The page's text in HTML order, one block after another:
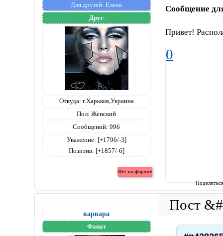
Для друзей: Елена
Друг
Откуда: г.Харьков,Украина
Пол: Женский
Сообщений: 996
Уважение: [+1796/-3]
Позитив: [+1857/-6]
Сообщение
Привет!
0
варвара
Фанат